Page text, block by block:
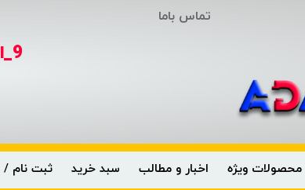
تماس باما
9_الی
محصولات ویژه اخبار و مطالب سبد خرید ثبت نام /